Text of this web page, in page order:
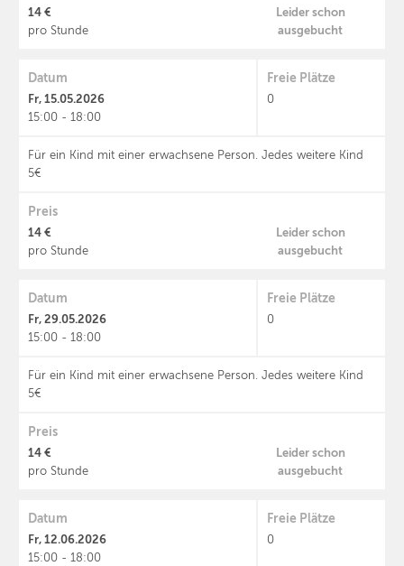
14 €
pro Stunde
Leider schon
ausgebucht
Datum
Fr, 15.05.2026
15:00 - 18:00
Für ein Kind mit einer erwachsene Person. Jedes weitere Kind
5€
Freie Plätze
0
Preis
14 €
pro Stunde
Leider schon
ausgebucht
Datum
Fr, 29.05.2026
15:00 - 18:00
Für ein Kind mit einer erwachsene Person. Jedes weitere Kind
5€
Freie Plätze
0
Preis
14 €
pro Stunde
Leider schon
ausgebucht
Datum
Fr, 12.06.2026
15:00 - 18:00
Freie Plätze
0